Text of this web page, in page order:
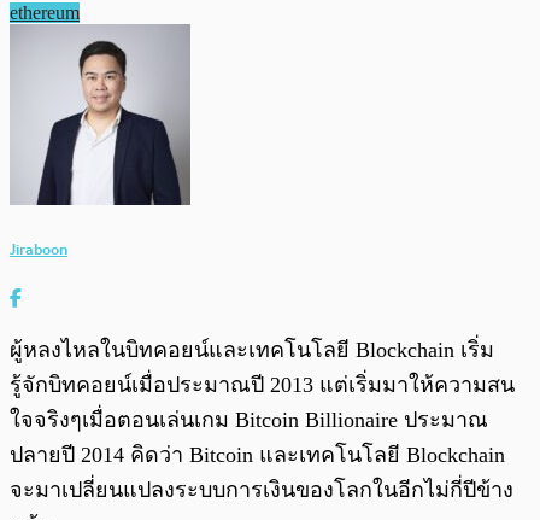
ethereum
Jiraboon
ผู้หลงไหลในบิทคอยน์และเทคโนโลยี Blockchain เริ่ม
รู้จักบิทคอยน์เมื่อประมาณปี 2013 แต่เริ่มมาให้ความสน
ใจจริงๆเมื่อตอนเล่นเกม Bitcoin Billionaire ประมาณ
ปลายปี 2014 คิดว่า Bitcoin และเทคโนโลยี Blockchain
จะมาเปลี่ยนแปลงระบบการเงินของโลกในอีกไม่กี่ปีข้าง